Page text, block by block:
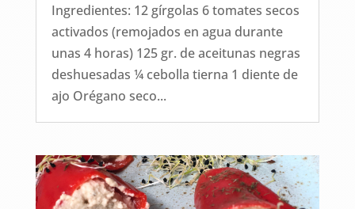
Ingredientes: 12 gírgolas 6 tomates secos
activados (remojados en agua durante
unas 4 horas) 125 gr. de aceitunas negras
deshuesadas ¼ cebolla tierna 1 diente de
ajo Orégano seco...